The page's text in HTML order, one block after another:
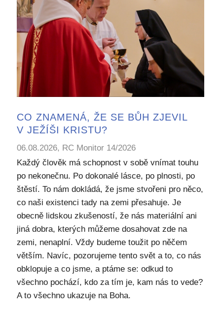
CO ZNAMENÁ, ŽE SE BŮH ZJEVIL
V JEŽÍŠI KRISTU?
06.08.2026, RC Monitor 14/2026
Každý člověk má schopnost v sobě vnímat touhu
po nekonečnu. Po dokonalé lásce, po plnosti, po
štěstí. To nám dokládá, že jsme stvořeni pro něco,
co naši existenci tady na zemi přesahuje. Je
obecně lidskou zkušeností, že nás materiální ani
jiná dobra, kterých můžeme dosahovat zde na
zemi, nenaplní. Vždy budeme toužit po něčem
větším. Navíc, pozorujeme tento svět a to, co nás
obklopuje a co jsme, a ptáme se: odkud to
všechno pochází, kdo za tím je, kam nás to vede?
A to všechno ukazuje na Boha.